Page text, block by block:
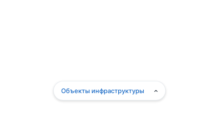
Объекты инфраструктуры